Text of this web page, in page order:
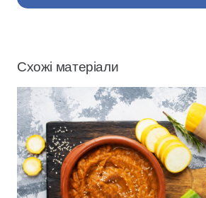
Схожі матеріали